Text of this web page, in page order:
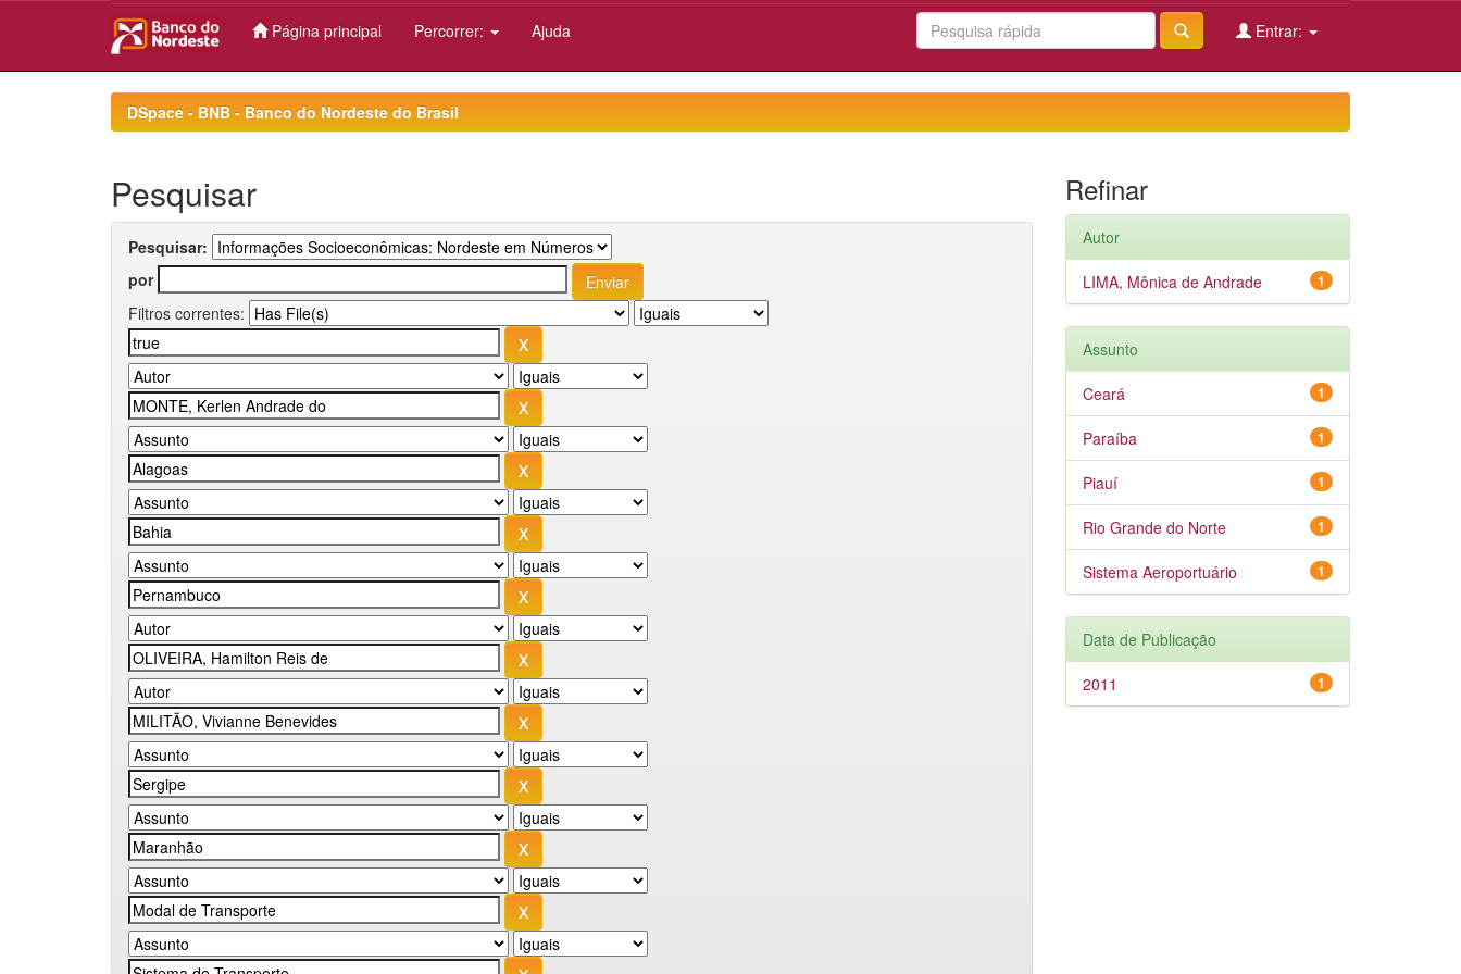
Página principal Percorrer: Ajuda Entrar:
DSpace - BNB - Banco do Nordeste do Brasil
Pesquisar
Pesquisar:
por
Filtros correntes:
Refinar
Autor
1
LIMA, Mônica de Andrade
Assunto
1
Ceará
1
Paraíba
1
Piauí
1
Rio Grande do Norte
1
Sistema Aeroportuário
Data de Publicação
1
2011